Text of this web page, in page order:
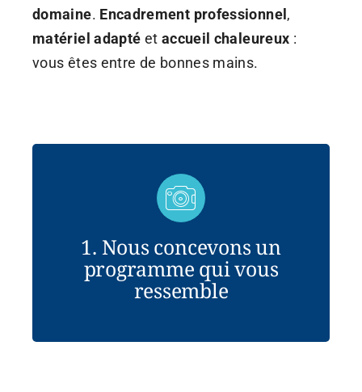
domaine. Encadrement professionnel ,
matériel adapté et accueil chaleureux :
vous êtes entre de bonnes mains.
1. Nous concevons un
programme qui vous
ressemble